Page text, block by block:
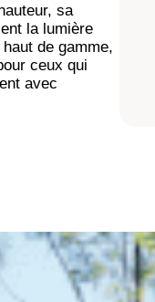
sa
la lumière
de gamme,
ceux qui
avec